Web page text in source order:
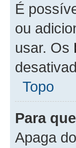
É
ou
usar. Os
Topo
Para
Apaga